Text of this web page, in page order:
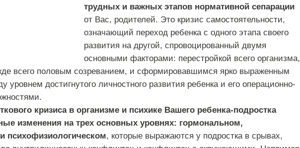
трудных и важных этапов нормативной сепарации
от Вас, родителей. Это кризис самостоятельности,
означающий переход ребенка с одного этапа своего
развития на другой, спровоцированный двумя
основными факторами: перестройкой всего организма,
всего половым созреванием, и сформировавшимся ярко выраженным
уровнем достигнутого личностного развития ребенка и его операционно-
кризиса в организме и психике Вашего ребенка-подростка
изменения на трех основных уровнях: гормональном,
психофизиологическом, которые выражаются у подростка в срывах,